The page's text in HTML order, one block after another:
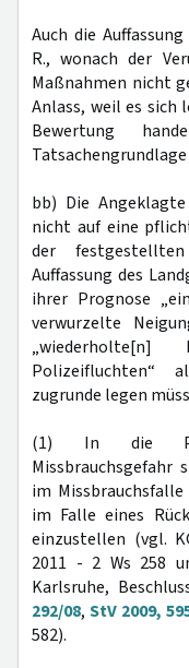
Auch die
R., wonach der
Maßnahmen nicht
Anlass, weil es sich
Bewertung
bb) Die
nicht auf eine
der
Auffassung des
ihrer Prognose
verwurzelte
„wiederholte[n]
Polizeifluchten“
zugrunde legen
(1) In die
Missbrauchsgefahr
im
im Falle eines
einzustellen (vgl.
2011 - 2 Ws 258
Karlsruhe,
292/08,StV 2009,
582).